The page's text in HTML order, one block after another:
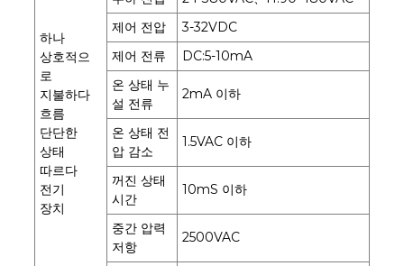
하나
상호적으
로
지불하다
흐름
단단한
상태
따르다
전기
장치
제어 전압
3-32VDC
제어 전류
DC:5-10mA
온 상태 누
설 전류
2mA 이하
온 상태 전
압 감소
1.5VAC 이하
꺼진 상태
시간
10mS 이하
중간 압력
저항
2500VAC